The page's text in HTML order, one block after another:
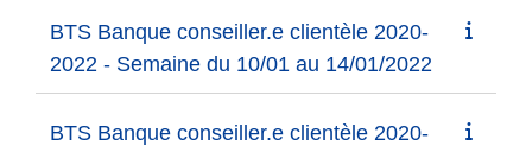
BTS Banque conseiller.e clientèle 2020-
2022 - Semaine du 10/01 au 14/01/2022
BTS Banque conseiller.e clientèle 2020-